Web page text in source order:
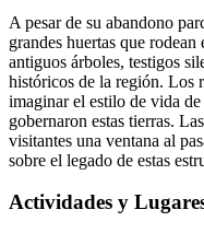
A pesar de su abandono
grandes huertas que
antiguos árboles, testigos
históricos de la región. Los
imaginar el estilo de vida
gobernaron estas tierras.
visitantes una ventana al
sobre el legado de estas
Actividades y